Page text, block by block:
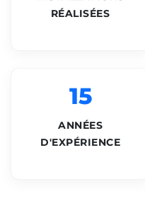
RÉALISÉES
15
ANNÉES
D'EXPÉRIENCE